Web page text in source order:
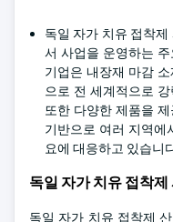
독일 자가 치유 접착
서 사업을 운영하는
기업은 내장재 마감
으로 전 세계적으로
또한 다양한 제품을
기반으로 여러 지역에
요에 대응하고 있습니
독일 자가 치유 접착
독일 자가 치유 접착제